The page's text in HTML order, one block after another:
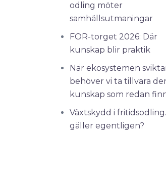
odling möter
samhällsutmaningar
FOR-torget 2026: Där
kunskap blir praktik
När ekosystemen
behöver vi ta tillvara
kunskap som redan
Växtskydd i fritidsodling.
gäller egentligen?